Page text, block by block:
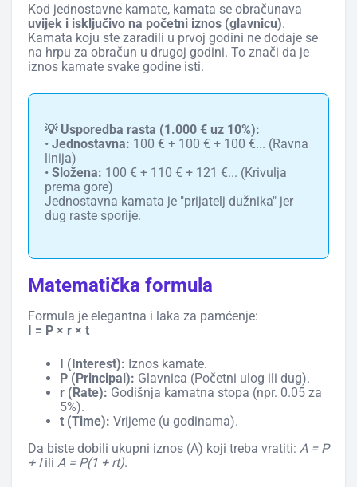
Kod jednostavne kamate, kamata se obračunava
uvijek i isključivo na početni iznos (glavnicu).
Kamata koju ste zaradili u prvoj godini ne dodaje se
na hrpu za obračun u drugoj godini. To znači da je
iznos kamate svake godine isti.
💡 Usporedba rasta (1.000 € uz 10%):
• Jednostavna: 100 € + 100 € + 100 €... (Ravna
linija)
• Složena: 100 € + 110 € + 121 €... (Krivulja
prema gore)
Jednostavna kamata je "prijatelj dužnika" jer
dug raste sporije.
Matematička formula
Formula je elegantna i laka za pamćenje:
I = P × r × t
I (Interest): Iznos kamate.
P (Principal): Glavnica (Početni ulog ili dug).
r (Rate): Godišnja kamatna stopa (npr. 0.05 za
5%).
t (Time): Vrijeme (u godinama).
Da biste dobili ukupni iznos (A) koji treba vratiti: A = P
+ Iili A = P(1 + rt).